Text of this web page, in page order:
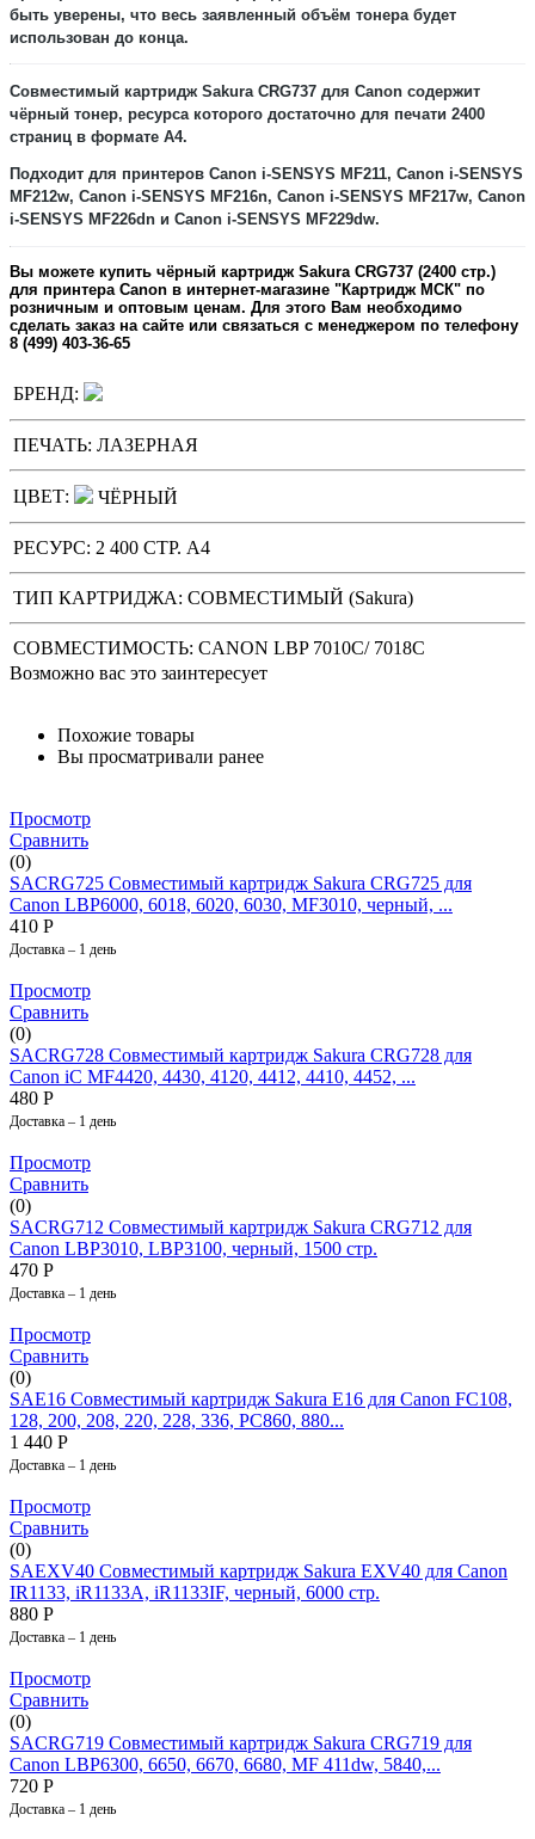
быть уверены, что весь заявленный объём тонера будет
использован до конца.
Совместимый картридж Sakura CRG737 для Canon содержит
чёрный тонер, ресурса которого достаточно для печати 2400
страниц в формате А4.
Подходит для принтеров Canon i-SENSYS MF211, Canon i-SENSYS
MF212w, Canon i-SENSYS MF216n, Canon i-SENSYS MF217w, Canon
i-SENSYS MF226dn и Canon i-SENSYS MF229dw.
Вы можете купить чёрный картридж Sakura CRG737 (2400 стр.)
для принтера Canon в интернет-магазине "Картридж МСК" по
розничным и оптовым ценам. Для этого Вам необходимо
сделать заказ на сайте или связаться с менеджером по телефону
8 (499) 403-36-65
БРЕНД:
ПЕЧАТЬ: ЛАЗЕРНАЯ
ЦВЕТ: ЧЁРНЫЙ
РЕСУРС: 2 400 СТР. А4
ТИП КАРТРИДЖА: СОВМЕСТИМЫЙ (Sakura)
СОВМЕСТИМОСТЬ: CANON LBP 7010C/ 7018C
Возможно вас это заинтересует
Похожие товары
Вы просматривали ранее
Просмотр
Сравнить
(0)
SACRG725 Совместимый картридж Sakura CRG725 для
Canon LBP6000, 6018, 6020, 6030, MF3010, черный, ...
410 Р
Доставка – 1 день
Просмотр
Сравнить
(0)
SACRG728 Совместимый картридж Sakura CRG728 для
Canon iC MF4420, 4430, 4120, 4412, 4410, 4452, ...
480 Р
Доставка – 1 день
Просмотр
Сравнить
(0)
SACRG712 Совместимый картридж Sakura CRG712 для
Canon LBP3010, LBP3100, черный, 1500 стр.
470 Р
Доставка – 1 день
Просмотр
Сравнить
(0)
SAE16 Совместимый картридж Sakura E16 для Canon FC108,
128, 200, 208, 220, 228, 336, PC860, 880...
1 440 Р
Доставка – 1 день
Просмотр
Сравнить
(0)
SAEXV40 Совместимый картридж Sakura EXV40 для Canon
IR1133, iR1133A, iR1133IF, черный, 6000 стр.
880 Р
Доставка – 1 день
Просмотр
Сравнить
(0)
SACRG719 Совместимый картридж Sakura CRG719 для
Canon LBP6300, 6650, 6670, 6680, MF 411dw, 5840,...
720 Р
Доставка – 1 день